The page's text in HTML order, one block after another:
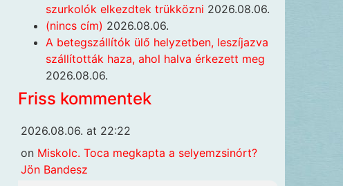
szurkolók elkezdtek trükközni 2026.08.06.
(nincs cím) 2026.08.06.
A betegszállítók ülő helyzetben, leszíjazva
szállították haza, ahol halva érkezett meg
2026.08.06.
Friss kommentek
2026.08.06. at 22:22
on Miskolc. Toca megkapta a selyemzsinórt?
Jön Bandesz